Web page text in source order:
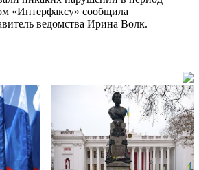
«Интерфаксу» сообщила
ведомства Ирина Волк.